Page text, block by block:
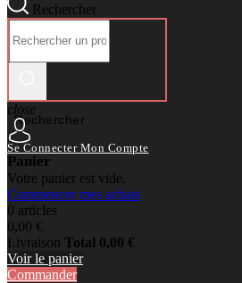
Rechercher
Rechercher
close
Se Connecter Mon Compte
Panier
Votre panier est vide.
Commencer mes achats
0 articles
0,00 €
Livraison Total 0,00 €
Voir le panier
Commander